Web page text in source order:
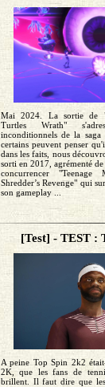
Mai 2024. La sortie de
Turtles Wrath"
inconditionnels de la saga
certains peuvent penser
dans les faits, nous
sorti en 2017, agrémenté
concurrencer
Shredder’s Revenge" qui
son gameplay ...
[Test] - TEST :
A peine Top Spin 2k2
2K, que les fans de
brillent. Il faut dire que